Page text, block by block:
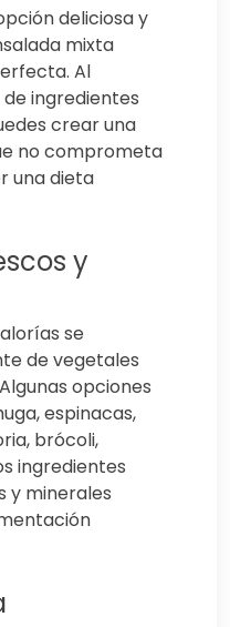
deliciosa y
mixta
Al
ingredientes
crear una
no comprometa
una dieta
y
se
de vegetales
opciones
espinacas,
brócoli,
ingredientes
y minerales